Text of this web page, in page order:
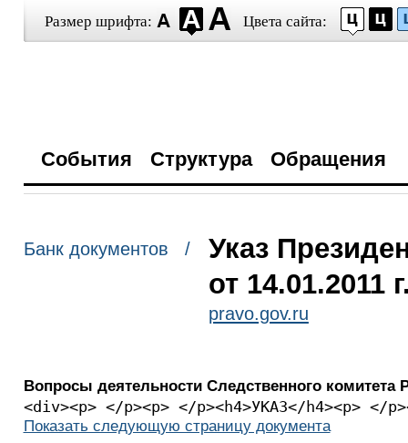
Размер шрифта: Цвета сайта:
События Структура Обращения
Банк документов /
Указ
от 14.01.2011
pravo.gov.ru
Вопросы деятельности Следственного комитета
<div><p> </p><p> </
Показать следующую страницу документа